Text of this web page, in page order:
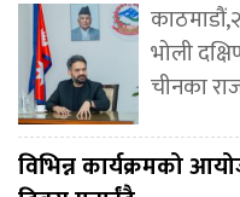
भोली
चीनका
विभिन्न कार्यक्रमको